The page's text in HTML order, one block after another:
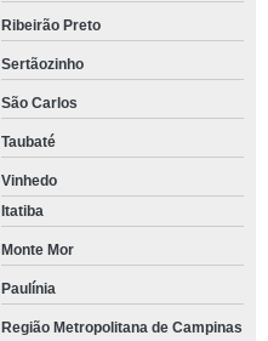
Ribeirão Preto
Sertãozinho
São Carlos
Taubaté
Vinhedo
Itatiba
Monte Mor
Paulínia
Região Metropolitana de Campinas